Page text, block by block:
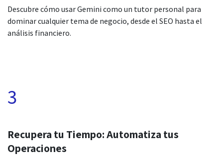
Descubre cómo usar Gemini como un tutor personal para
dominar cualquier tema de negocio, desde el SEO hasta el
análisis financiero.
3
Recupera tu Tiempo: Automatiza tus
Operaciones